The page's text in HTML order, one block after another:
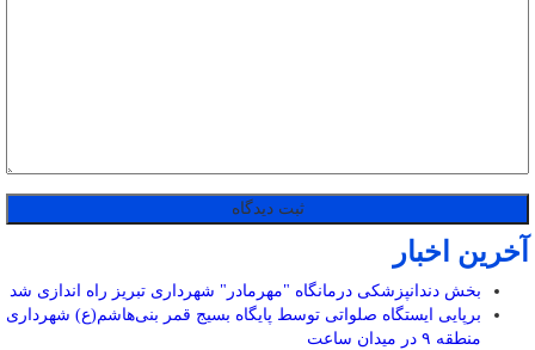
آخرین اخبار
بخش دندانپزشکی درمانگاه "مهرمادر" شهرداری تبریز راه اندازی شد
برپایی ایستگاه صلواتی توسط پایگاه بسیج قمر بنی‌هاشم(ع) شهرداری
منطقه ۹ در میدان ساعت